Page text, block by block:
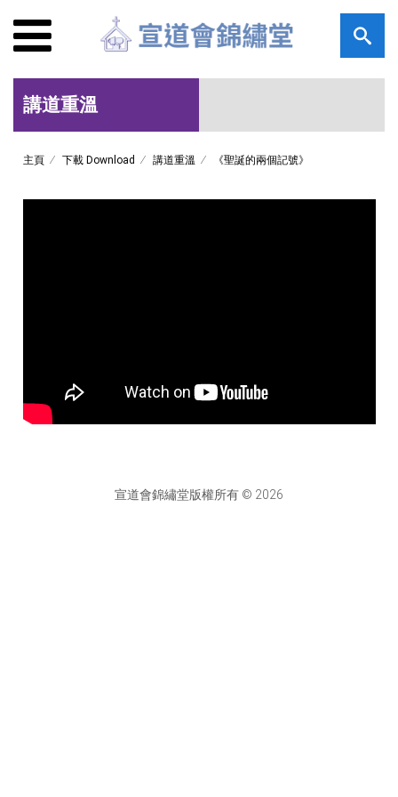
講道重溫
主頁 下載 Download 講道重溫 《聖誕的兩個記號》
宣道會錦繡堂版權所有 © 2026